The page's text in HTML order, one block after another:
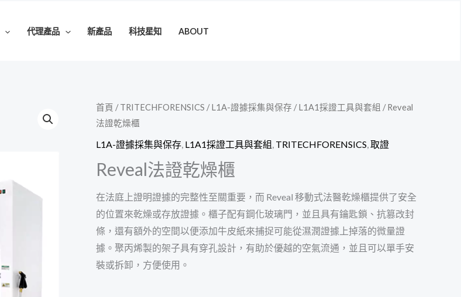
代理產品 新產品 科技星知 ABOUT
首頁 /TRITECHFORENSICS /L1A-證據採集與保存 /L1A1採證工具與套組 / Reveal
法證乾燥櫃
L1A-證據採集與保存 L1A1採證工具與套組 TRITECHFORENSICS 取證
Reveal法證乾燥櫃
在法庭上證明證據的完整性至關重要，而 Reveal 移動式法醫乾燥櫃提供了安全
的位置來乾燥或存放證據。櫃子配有鋼化玻璃門，並且具有鑰匙鎖、抗篡改封
條，還有額外的空間以便添加牛皮紙來捕捉可能從濕潤證據上掉落的微量證
據。聚丙烯製的架子具有穿孔設計，有助於優越的空氣流通，並且可以單手安
裝或拆卸，方便使用。